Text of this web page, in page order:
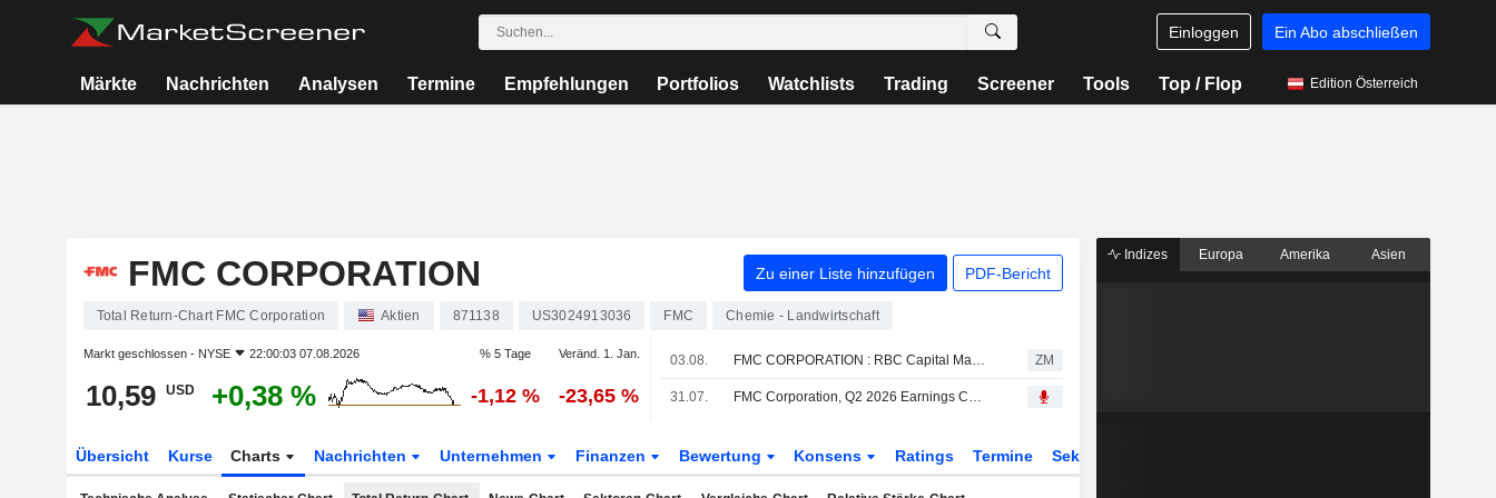
Einloggen Ein Abo abschließen
Märkte Nachrichten Analysen Termine Empfehlungen Portfolios Watchlists Trading Screener Tools Top / Flop Edition Österreich
FMC CORPORATION Zu einer Liste hinzufügen PDF-Bericht
Total Return-Chart FMC Corporation Aktien 871138 US3024913036 FMC Chemie - Landwirtschaft
Markt geschlossen - NYSE 22:00:03 07.08.2026 % 5 Tage Veränd. 1. Jan.
10,59 USD +0,38 % -1,12 % -23,65 %
03.08. FMC CORPORATION : RBC Capital Markets bekräftigt seine neutrale Bewertung ZM
31.07. FMC Corporation, Q2 2026 Earnings Call, Jul 30, 2026
Übersicht Kurse Charts Nachrichten Unternehmen Finanzen Bewertung Konsens Ratings Termine Sektor
Indizes Europa Amerika Asien